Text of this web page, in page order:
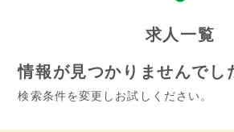
求人一覧
情報が見つかりませんでし
検索条件を変更しお試しください。